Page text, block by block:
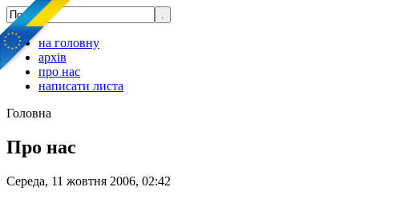
на головну
архів
про нас
написати листа
Головна
Про нас
Середа, 11 жовтня 2006, 02:42